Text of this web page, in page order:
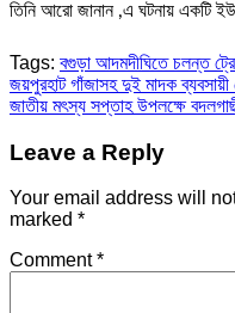
তিনি আরো জানান ,এ ঘটনায় একটি
Tags: বগুড়া আদমদীঘিতে চলন্ত
Post
navigation
জয়পুরহাট গাঁজাসহ দুই মাদক ব্যবসায়ী
জাতীয় মৎস্য সপ্তাহ উপলক্ষে
Leave a Reply
Your email address will
marked *
Comment*